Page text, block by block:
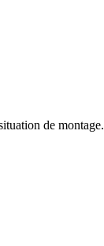
de montage.